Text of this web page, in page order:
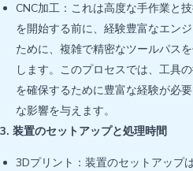
CNC加工：これは高度な手作業と
を開始する前に、経験豊富なエン
ために、複雑で精密なツールパス
します。このプロセスでは、工具
を確保するために豊富な経験が必
な影響を与えます。
3. 装置のセットアップと処理時間
3Dプリント：装置のセットアップ